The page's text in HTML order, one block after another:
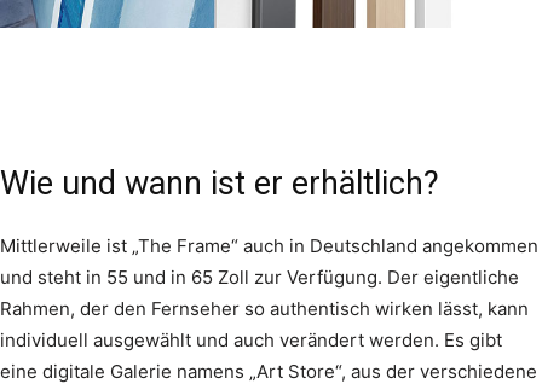
Wie und wann ist er erhältlich?
Mittlerweile ist „The Frame“ auch in Deutschland angekommen
und steht in 55 und in 65 Zoll zur Verfügung. Der eigentliche
Rahmen, der den Fernseher so authentisch wirken lässt, kann
individuell ausgewählt und auch verändert werden. Es gibt
eine digitale Galerie namens „Art Store“, aus der verschiedene